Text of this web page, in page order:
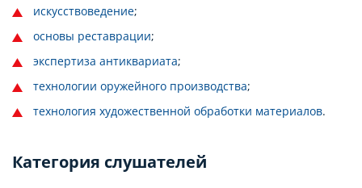
искусствоведение;
основы реставрации;
экспертиза антиквариата;
технологии оружейного производства;
технология художественной обработки материалов.
Категория слушателей